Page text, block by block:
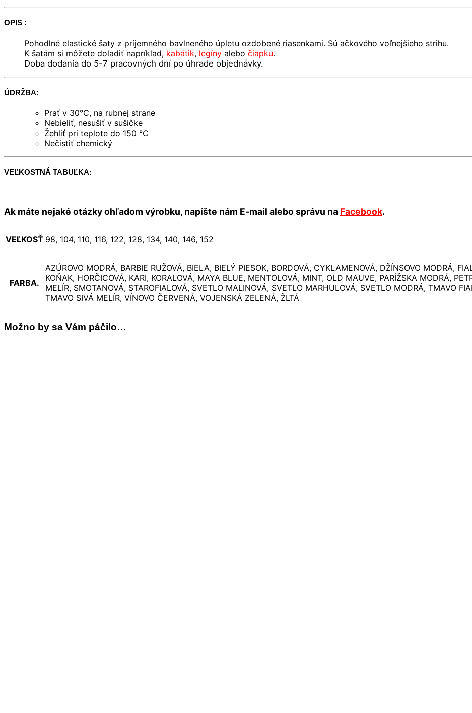
OPIS :
Pohodlné elastické šaty z príjemného bavlneného úpletu ozdobené riasenkami. Sú ačkového voľnejšieho strihu.
K šatám si môžete doladiť napríklad, kabátik, legíny alebo čiapku.
Doba dodania do 5-7 pracovných dní po úhrade objednávky.
ÚDRŽBA:
Prať v 30°C, na rubnej strane
Nebieliť, nesušiť v sušičke
Žehliť pri teplote do 150 °C
Nečistiť chemický
VEĽKOSTNÁ TABUĽKA:
Ak máte nejaké otázky ohľadom výrobku, napíšte nám E-mail alebo správu na Facebook.
VEĽKOSŤ 98, 104, 110, 116, 122, 128, 134, 140, 146, 152
FARBA.
AZÚROVO MODRÁ, BARBIE RUŽOVÁ, BIELA, BIELÝ PIESOK, BORDOVÁ, CYKLAMENOVÁ, DŽÍNSOVO MODRÁ,
KOŇAK, HORČICOVÁ, KARI, KORALOVÁ, MAYA BLUE, MENTOLOVÁ, MINT, OLD MAUVE, PARÍŽSKA MODRÁ,
MELÍR, SMOTANOVÁ, STAROFIALOVÁ, SVETLO MALINOVÁ, SVETLO MARHUĽOVÁ, SVETLO MODRÁ, TMAVO
TMAVO SIVÁ MELÍR, VÍNOVO ČERVENÁ, VOJENSKÁ ZELENÁ, ŽLTÁ
Možno by sa Vám páčilo…